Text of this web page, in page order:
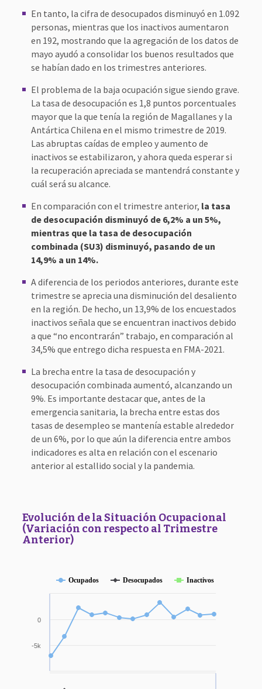
En tanto, la cifra de desocupados disminuyó en 1.092
personas, mientras que los inactivos aumentaron
en 192, mostrando que la agregación de los datos de
mayo ayudó a consolidar los buenos resultados que
se habían dado en los trimestres anteriores.
El problema de la baja ocupación sigue siendo grave.
La tasa de desocupación es 1,8 puntos porcentuales
mayor que la que tenía la región de Magallanes y la
Antártica Chilena en el mismo trimestre de 2019.
Las abruptas caídas de empleo y aumento de
inactivos se estabilizaron, y ahora queda esperar si
la recuperación apreciada se mantendrá constante y
cuál será su alcance.
En comparación con el trimestre anterior, la tasa
de desocupación disminuyó de 6,2% a un 5%,
mientras que la tasa de desocupación
combinada (SU3) disminuyó, pasando de un
14,9% a un 14%.
A diferencia de los periodos anteriores, durante este
trimestre se aprecia una disminución del desaliento
en la región. De hecho, un 13,9% de los encuestados
inactivos señala que se encuentran inactivos debido
a que “no encontrarán” trabajo, en comparación al
34,5% que entrego dicha respuesta en FMA-2021.
La brecha entre la tasa de desocupación y
desocupación combinada aumentó, alcanzando un
9%. Es importante destacar que, antes de la
emergencia sanitaria, la brecha entre estas dos
tasas de desempleo se mantenía estable alrededor
de un 6%, por lo que aún la diferencia entre ambos
indicadores es alta en relación con el escenario
anterior al estallido social y la pandemia.
Evolución de la Situación Ocupacional
(Variación con respecto al Trimestre
Anterior)
Ocupados Desocupados Inactivos
-5k
0